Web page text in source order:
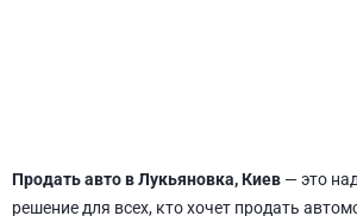
Продать авто в Лукьяновка, Киев — это
решение для всех, кто хочет продать